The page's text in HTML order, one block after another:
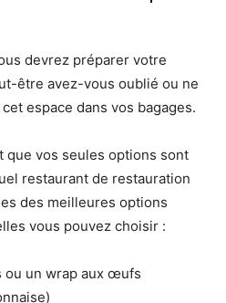
devrez préparer votre
être avez-vous oublié ou ne
espace dans vos bagages.
que vos seules options sont
restaurant de restauration
des meilleures options
vous pouvez choisir :
ou un wrap aux œufs